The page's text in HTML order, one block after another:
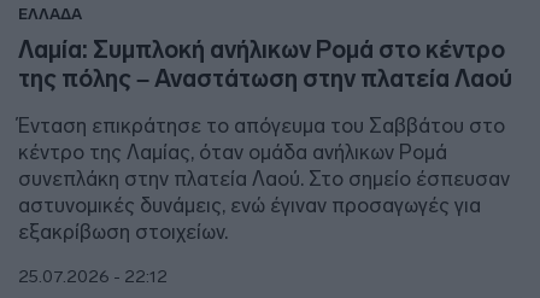
ΕΛΛΑΔΑ
Λαμία: Συμπλοκή ανήλικων Ρομά στο κέντρο
της πόλης – Αναστάτωση στην πλατεία Λαού
Ένταση επικράτησε το απόγευμα του Σαββάτου στο
κέντρο της Λαμίας, όταν ομάδα ανήλικων Ρομά
συνεπλάκη στην πλατεία Λαού. Στο σημείο έσπευσαν
αστυνομικές δυνάμεις, ενώ έγιναν προσαγωγές για
εξακρίβωση στοιχείων.
25.07.2026 - 22:12